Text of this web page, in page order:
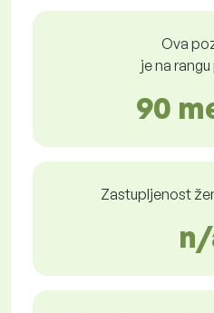
Ova
je na
90
Zastupljenost